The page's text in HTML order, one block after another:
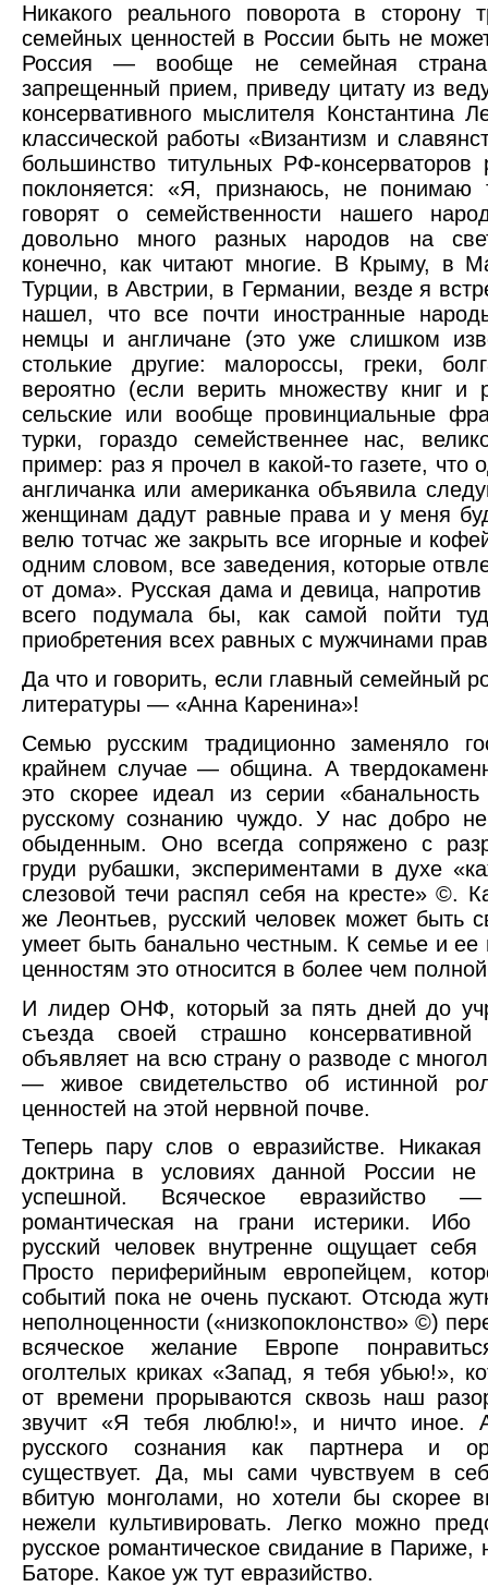
Никакого реального поворота в сторону
семейных ценностей в России быть не
Россия — вообще не семейная
запрещенный прием, приведу цитату из
консервативного мыслителя Константина
классической работы «Византизм и
большинство титульных РФ-консерваторов
поклоняется: «Я, признаюсь, не понимаю
говорят о семейственности нашего
довольно много разных народов на
конечно, как читают многие. В Крыму, в
Турции, в Австрии, в Германии, везде я
нашел, что все почти иностранные
немцы и англичане (это уже слишком
столькие другие: малороссы, греки,
вероятно (если верить множеству книг и
сельские или вообще провинциальные
турки, гораздо семейственнее нас,
пример: раз я прочел в какой-то газете, что
англичанка или американка объявила
женщинам дадут равные права и у меня
велю тотчас же закрыть все игорные и
одним словом, все заведения, которые
от дома». Русская дама и девица, напротив
всего подумала бы, как самой пойти
приобретения всех равных с мужчинами
Да что и говорить, если главный семейный
литературы — «Анна Каренина»!
Семью русским традиционно заменяло
крайнем случае — община. А
это скорее идеал из серии
русскому сознанию чуждо. У нас добро
обыденным. Оно всегда сопряжено с
груди рубашки, экспериментами в духе
слезовой течи распял себя на кресте» ©.
же Леонтьев, русский человек может быть
умеет быть банально честным. К семье и ее
ценностям это относится в более чем
И лидер ОНФ, который за пять дней до
съезда своей страшно консервативной
объявляет на всю страну о разводе с
— живое свидетельство об истинной
ценностей на этой нервной почве.
Теперь пару слов о евразийстве. Никакая
доктрина в условиях данной России
успешной. Всяческое евразийство —
романтическая на грани истерики. Ибо
русский человек внутренне ощущает
Просто периферийным европейцем,
событий пока не очень пускают. Отсюда
неполноценности («низкопоклонство» ©)
всяческое желание Европе
оголтелых криках «Запад, я тебя убью!»,
от времени прорываются сквозь наш
звучит «Я тебя люблю!», и ничто иное.
русского сознания как партнера и
существует. Да, мы сами чувствуем в
вбитую монголами, но хотели бы скорее
нежели культивировать. Легко можно
русское романтическое свидание в Париже,
Баторе. Какое уж тут евразийство.